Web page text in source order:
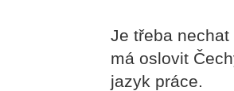
Je třeba
má oslovit
jazyk práce.